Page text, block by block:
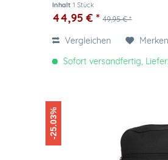
Inhalt1 Stück
44,95 € * 49,95 € *
Vergleichen
Merken
Sofort versandfertig,
-25.03%